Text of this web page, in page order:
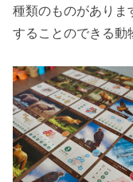
種類のものがありま
することのできる動